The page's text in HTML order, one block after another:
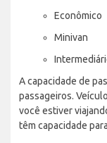
Econômico
Minivan
A capacidade de
passageiros.
você estiver
têm capacidade